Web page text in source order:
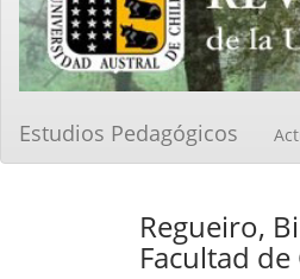
Estudios Pedagógicos
Regueiro,
Facultad de